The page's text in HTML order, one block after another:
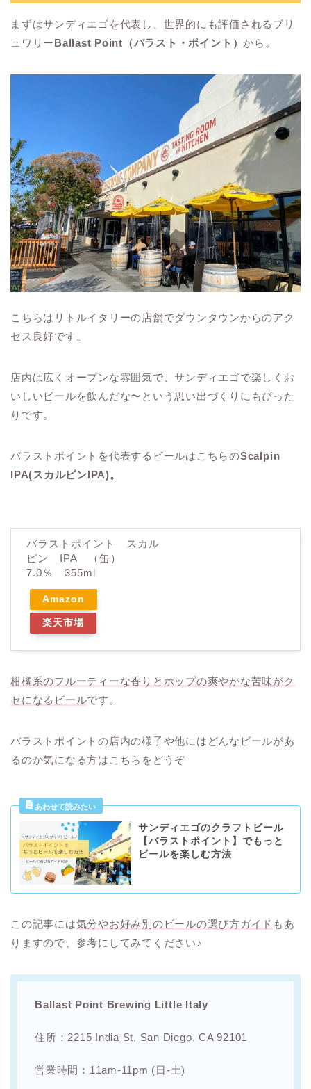
まずはサンディエゴを代表し、世界的にも評価されるブリ
ュワリーBallast Point（バラスト・ポイント） から。
こちらはリトルイタリーの店舗でダウンタウンからのアク
セス良好です。
店内は広くオープンな雰囲気で、サンディエゴで楽しくお
いしいビールを飲んだな〜という思い出づくりにもぴった
りです。
バラストポイントを代表するビールはこちらのScalpin
IPA(スカルピンIPA)。
バラストポイント スカル
ピン IPA （缶）
7.0％ 355ml
Amazon
楽天市場
柑橘系のフルーティーな香りとホップの爽やかな苦味がク
セになるビールです。
バラストポイントの店内の様子や他にはどんなビールがあ
るのか気になる方はこちらをどうぞ
サンディエゴのクラフトビール
【バラストポイント】でもっと
ビールを楽しむ方法
この記事には気分やお好み別のビールの選び方ガイド もあ
りますので、参考にしてみてください♪
Ballast Point Brewing Little Italy
住所：2215 India St, San Diego, CA 92101
営業時間：11am-11pm (日-土)